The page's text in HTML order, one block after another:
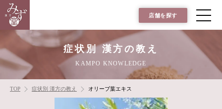
店舗を探す
症状別 漢方の教え
KAMPO KNOWLEDGE
TOP 症状別 漢方の教え オリーブ葉エキス